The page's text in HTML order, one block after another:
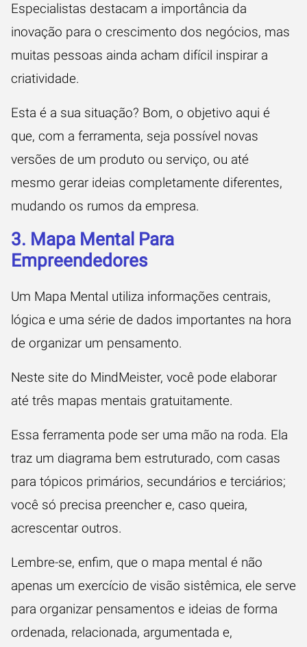
Especialistas destacam a importância da
inovação para o crescimento dos negócios, mas
muitas pessoas ainda acham difícil inspirar a
criatividade.
Esta é a sua situação? Bom, o objetivo aqui é
que, com a ferramenta, seja possível novas
versões de um produto ou serviço, ou até
mesmo gerar ideias completamente diferentes,
mudando os rumos da empresa.
3. Mapa Mental Para
Empreendedores
Um Mapa Mental utiliza informações centrais,
lógica e uma série de dados importantes na hora
de organizar um pensamento.
Neste site do MindMeister, você pode elaborar
até três mapas mentais gratuitamente.
Essa ferramenta pode ser uma mão na roda. Ela
traz um diagrama bem estruturado, com casas
para tópicos primários, secundários e terciários;
você só precisa preencher e, caso queira,
acrescentar outros.
Lembre-se, enfim, que o mapa mental é não
apenas um exercício de visão sistêmica, ele serve
para organizar pensamentos e ideias de forma
ordenada, relacionada, argumentada e,